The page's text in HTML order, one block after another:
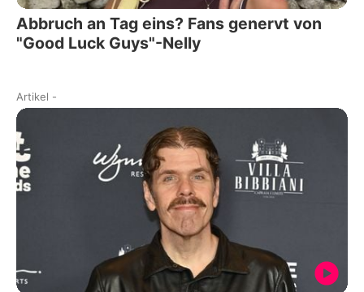
Abbruch an Tag eins? Fans genervt von
"Good Luck Guys"-Nelly
Artikel -